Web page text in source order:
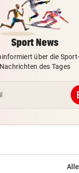
Sport News
über die Sport-
Nachrichten des Tages